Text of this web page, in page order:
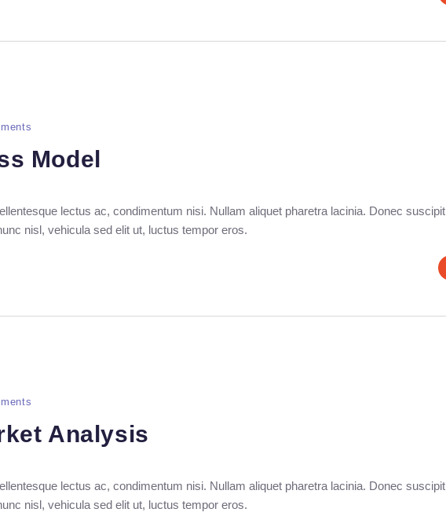
Model
lectus ac, condimentum nisi. Nullam aliquet pharetra lacinia. Donec suscipit
nisl, vehicula sed elit ut, luctus tempor eros.
Analysis
lectus ac, condimentum nisi. Nullam aliquet pharetra lacinia. Donec suscipit
nisl, vehicula sed elit ut, luctus tempor eros.